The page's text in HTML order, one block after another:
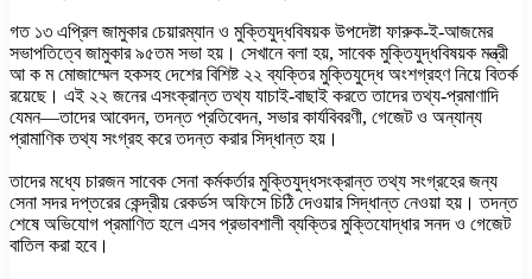
গত ১৩ এপ্রিল জামুকার চেয়ারম্যান ও মুক্তিযুদ্ধবিষয়ক উপদেষ্টা ফারুক-ই-আজমের
সভাপতিত্বে জামুকার ৯৫তম সভা হয়। সেখানে বলা হয়, সাবেক মুক্তিযুদ্ধবিষয়ক মন্ত্রী
আ ক ম মোজাম্মেল হকসহ দেশের বিশিষ্ট ২২ ব্যক্তির মুক্তিযুদ্ধে অংশগ্রহণ নিয়ে বিতর্ক
রয়েছে। এই ২২ জনের এসংক্রান্ত তথ্য যাচাই-বাছাই করতে তাদের তথ্য-প্রমাণাদি
যেমন—তাদের আবেদন, তদন্ত প্রতিবেদন, সভার কার্যবিবরণী, গেজেট ও অন্যান্য
প্রামাণিক তথ্য সংগ্রহ করে তদন্ত করার সিদ্ধান্ত হয়।
তাদের মধ্যে চারজন সাবেক সেনা কর্মকর্তার মুক্তিযুদ্ধসংক্রান্ত তথ্য সংগ্রহের জন্য
সেনা সদর দপ্তরের কেন্দ্রীয় রেকর্ডস অফিসে চিঠি দেওয়ার সিদ্ধান্ত নেওয়া হয়। তদন্ত
শেষে অভিযোগ প্রমাণিত হলে এসব প্রভাবশালী ব্যক্তির মুক্তিযোদ্ধার সনদ ও গেজেট
বাতিল করা হবে।